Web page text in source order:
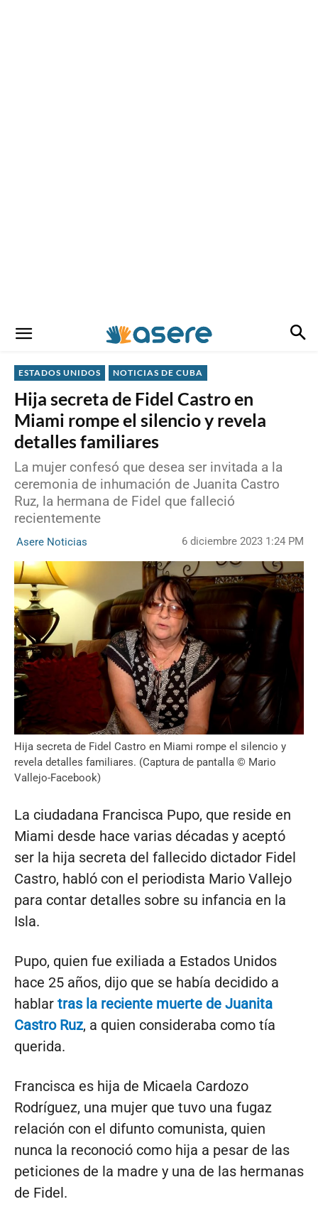
ESTADOS UNIDOS NOTICIAS DE CUBA
Hija secreta de Fidel Castro en
Miami rompe el silencio y revela
detalles familiares
La mujer confesó que desea ser invitada a la
ceremonia de inhumación de Juanita Castro
Ruz, la hermana de Fidel que falleció
recientemente
Asere Noticias 6 diciembre 2023 1:24 PM
Hija secreta de Fidel Castro en Miami rompe el silencio y
revela detalles familiares. (Captura de pantalla © Mario
Vallejo-Facebook)
La ciudadana Francisca Pupo, que reside en
Miami desde hace varias décadas y aceptó
ser la hija secreta del fallecido dictador Fidel
Castro, habló con el periodista Mario Vallejo
para contar detalles sobre su infancia en la
Isla.
Pupo, quien fue exiliada a Estados Unidos
hace 25 años, dijo que se había decidido a
hablar tras la reciente muerte de Juanita
Castro Ruz, a quien consideraba como tía
querida.
Francisca es hija de Micaela Cardozo
Rodríguez, una mujer que tuvo una fugaz
relación con el difunto comunista, quien
nunca la reconoció como hija a pesar de las
peticiones de la madre y una de las hermanas
de Fidel.